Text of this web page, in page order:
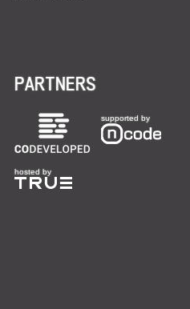
PARTNERS
supported by
hosted by